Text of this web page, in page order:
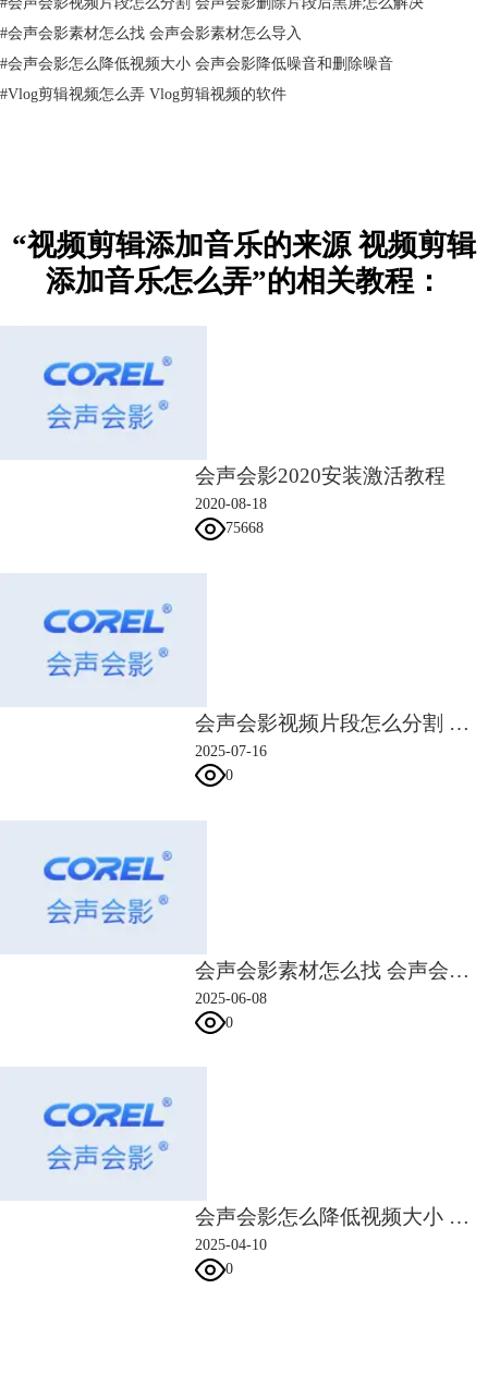
图2：淘声网网站
2、耳聆网ear0
耳聆网算是一个老牌音乐素材网站了，音乐素材种类多、质量高，而且都
图3：耳聆网
网站寻找，不过网站是全英文界面，国内创作者操作起来可能会不太流
4、FreePD
freepd也算是一个知名度很高的音乐素材网站，里面有很多免版税的音乐
资源，不管是素材种类，还是音乐特效，几乎能满足绝大多数创作者的需
求。不过这个网站也是全英文的，并且素材不免费，需要14美元才能下载
二、视频剪辑添加音乐怎么弄
打开会声会影，点击“编辑”，选择“导入媒体文件”，找到音乐素材并导
入，或者直接找到音乐素材，将其拖拽到软件中也可以。
#会声会影素材怎么找 会声会影素材怎么导入
#会声会影怎么降低视频大小 会声会影降低噪音和删除噪音
#Vlog剪辑视频怎么弄 Vlog剪辑视频的软件
“视频剪辑添加音乐的来源 视频剪辑
添加音乐怎么弄”的相关教程：
会声会影2020安装激活教程
2020-08-18
75668
会声会影视频片段怎么分割 会声会影删除片段后黑屏怎么解决
2025-07-16
0
会声会影素材怎么找 会声会影素材怎么导入
2025-06-08
0
会声会影怎么降低视频大小 会声会影降低噪音和删除噪音
2025-04-10
0